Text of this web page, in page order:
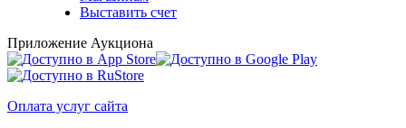
Выставить счет
Приложение Аукциона
Оплата услуг сайта